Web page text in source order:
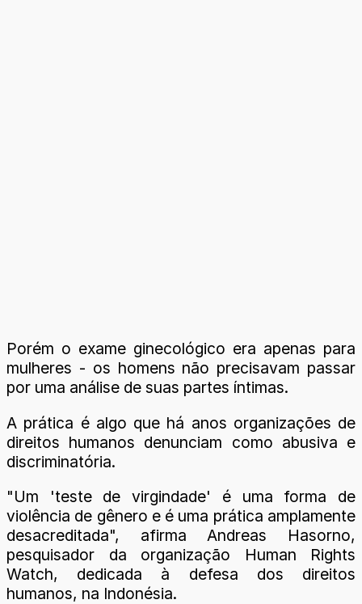
Porém o exame ginecológico era apenas para
mulheres - os homens não precisavam passar
por uma análise de suas partes íntimas.
A prática é algo que há anos organizações de
direitos humanos denunciam como abusiva e
discriminatória.
"Um 'teste de virgindade' é uma forma de
violência de gênero e é uma prática amplamente
desacreditada", afirma Andreas Hasorno,
pesquisador da organização Human Rights
Watch, dedicada à defesa dos direitos
humanos, na Indonésia.